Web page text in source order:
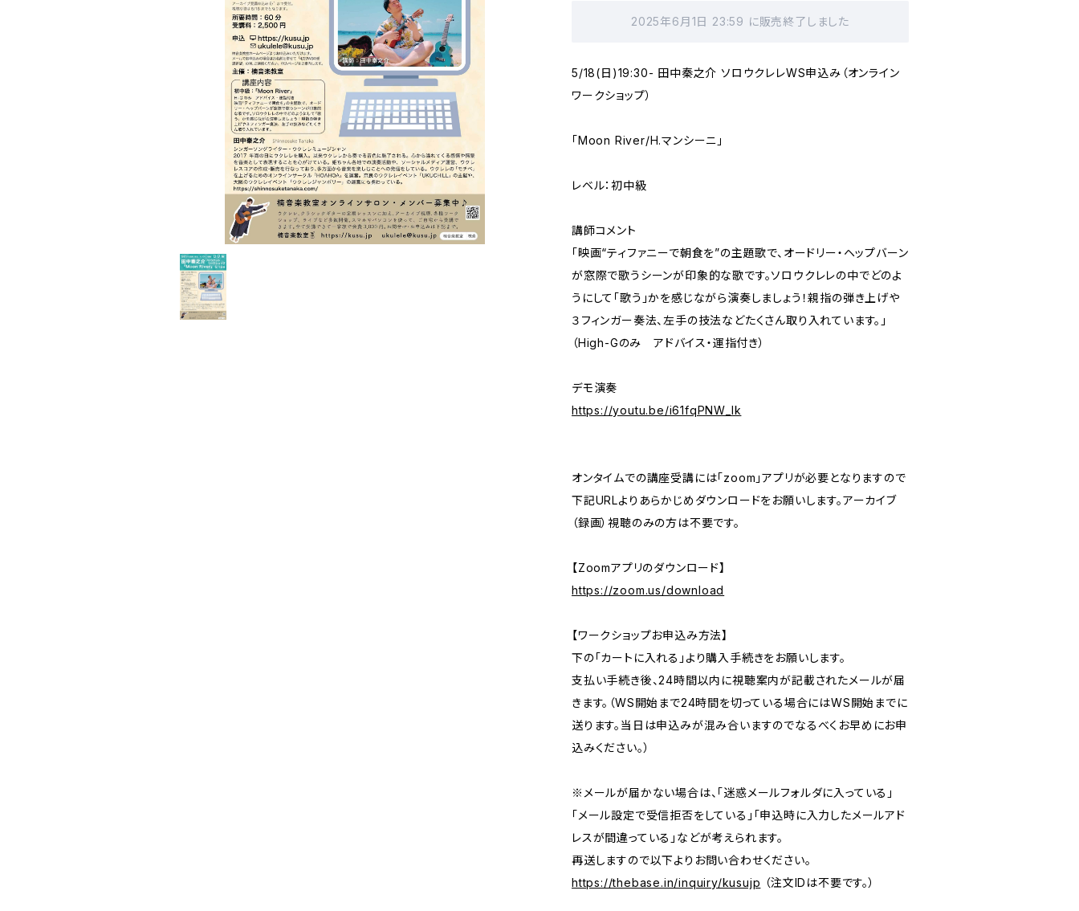
2025年6月1日 23:59 に販売終了しました
5/18(日)19:30- 田中秦之介 ソロウクレレWS申込み（オンライン
ワークショップ）
「Moon River/H.マンシーニ」
レベル：初中級
講師コメント
「映画“ティファニーで朝食を”の主題歌で、オードリー・ヘップバーン
が窓際で歌うシーンが印象的な歌です。ソロウクレレの中でどのよ
うにして「歌う」かを感じながら演奏しましょう！親指の弾き上げや
３フィンガー奏法、左手の技法などたくさん取り入れています。」
（High-Gのみ アドバイス・運指付き）
デモ演奏
https://youtu.be/i61fqPNW_lk
オンタイムでの講座受講には「zoom」アプリが必要となりますので
下記URLよりあらかじめダウンロードをお願いします。アーカイブ
（録画）視聴のみの方は不要です。
【Zoomアプリのダウンロード】
https://zoom.us/download
【ワークショップお申込み方法】
下の「カートに入れる」より購入手続きをお願いします。
支払い手続き後、24時間以内に視聴案内が記載されたメールが届
きます。（WS開始まで24時間を切っている場合にはWS開始までに
送ります。当日は申込みが混み合いますのでなるべくお早めにお申
込みください。）
※メールが届かない場合は、「迷惑メールフォルダに入っている」
「メール設定で受信拒否をしている」「申込時に入力したメールアド
レスが間違っている」などが考えられます。
再送しますので以下よりお問い合わせください。
https://thebase.in/inquiry/kusujp （注文IDは不要です。）